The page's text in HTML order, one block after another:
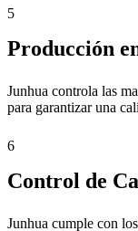
5
Producción
Junhua controla las
para garantizar una
6
Control de
Junhua cumple con